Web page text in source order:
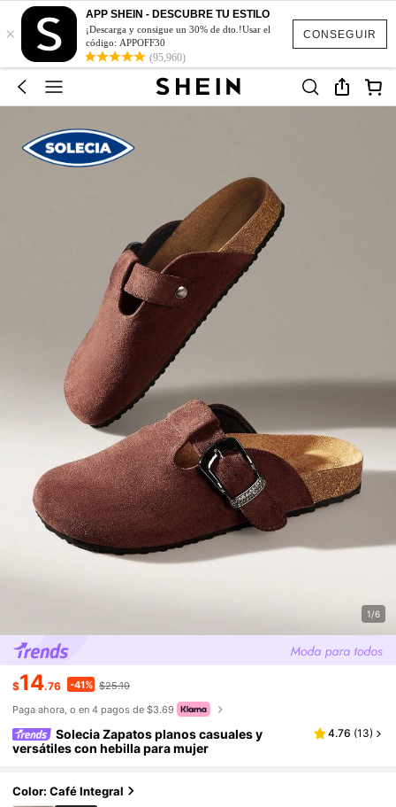
CONSEGUIR
×
APP SHEIN - DESCUBRE TU ESTILO
¡Descarga y consigue un 30% de dto.!Usar el
código: APPOFF30
(95,960)
1/6
$14.76 -41% $25.10
Paga ahora, o en 4 pagos de $3.69
Solecia Zapatos planos casuales y
versátiles con hebilla para mujer
4.76 (13)
Color: Café Integral